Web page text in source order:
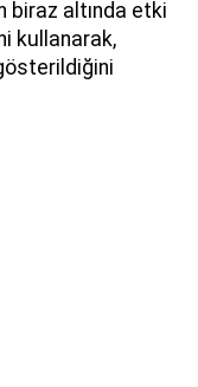
biraz altında etki
kullanarak,